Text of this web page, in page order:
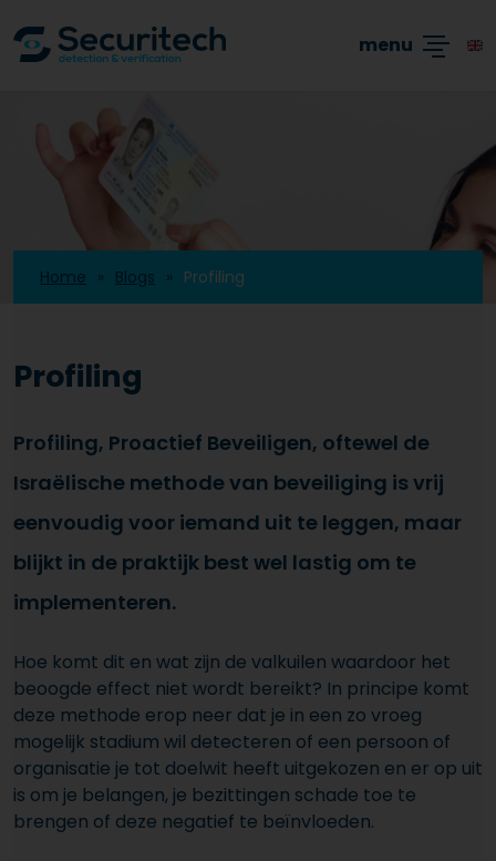
Academy
Producten
Branches
Blogs
menu
Home Blogs Profiling
Profiling
Profiling, Proactief Beveiligen, oftewel de
Israëlische methode van beveiliging is vrij
eenvoudig voor iemand uit te leggen, maar
blijkt in de praktijk best wel lastig om te
implementeren.
Hoe komt dit en wat zijn de valkuilen waardoor het
beoogde effect niet wordt bereikt? In principe komt
deze methode erop neer dat je in een zo vroeg
mogelijk stadium wil detecteren of een persoon of
organisatie je tot doelwit heeft uitgekozen en er op uit
is om je belangen, je bezittingen schade toe te
brengen of deze negatief te beïnvloeden.